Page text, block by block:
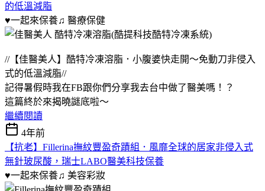
的低溫減脂
♥一起來保養♫ 醫療保健
//【佳醫美人】酷特冷凍溶脂．小腹婆快走開～免動刀非侵入
式的低溫減脂//
記得暑假時我在FB跟你們分享我去台中做了醫美嗎！？
這篇終於來揭曉謎底啦～
繼續閱讀
4年前
【抗老】Fillerina撫紋豐盈奇蹟組．風靡全球的居家非侵入式
無針玻尿酸，瑞士LABO醫美科技保養
♥一起來保養♫ 美容彩妝